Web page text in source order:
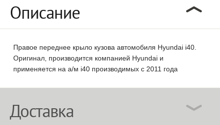
Описание
Правое переднее крыло кузова автомобиля Hyundai i40.
Оригинал, производится компанией Hyundai и
применяется на а/м i40 производимых с 2011 года
Доставка